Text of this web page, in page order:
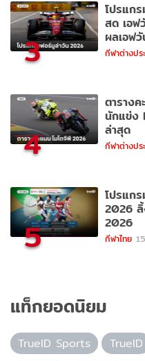
3
โปรแก
สด เอฟ
ผลเอฟ
กีฬาต่างปร
4
ตาราง
นักแข่ง
ล่าสุด
กีฬาต่างปร
5
โปรแก
2026
2026
กีฬาไทย
แท็กยอดนิยม
TrueID Sports TrueID